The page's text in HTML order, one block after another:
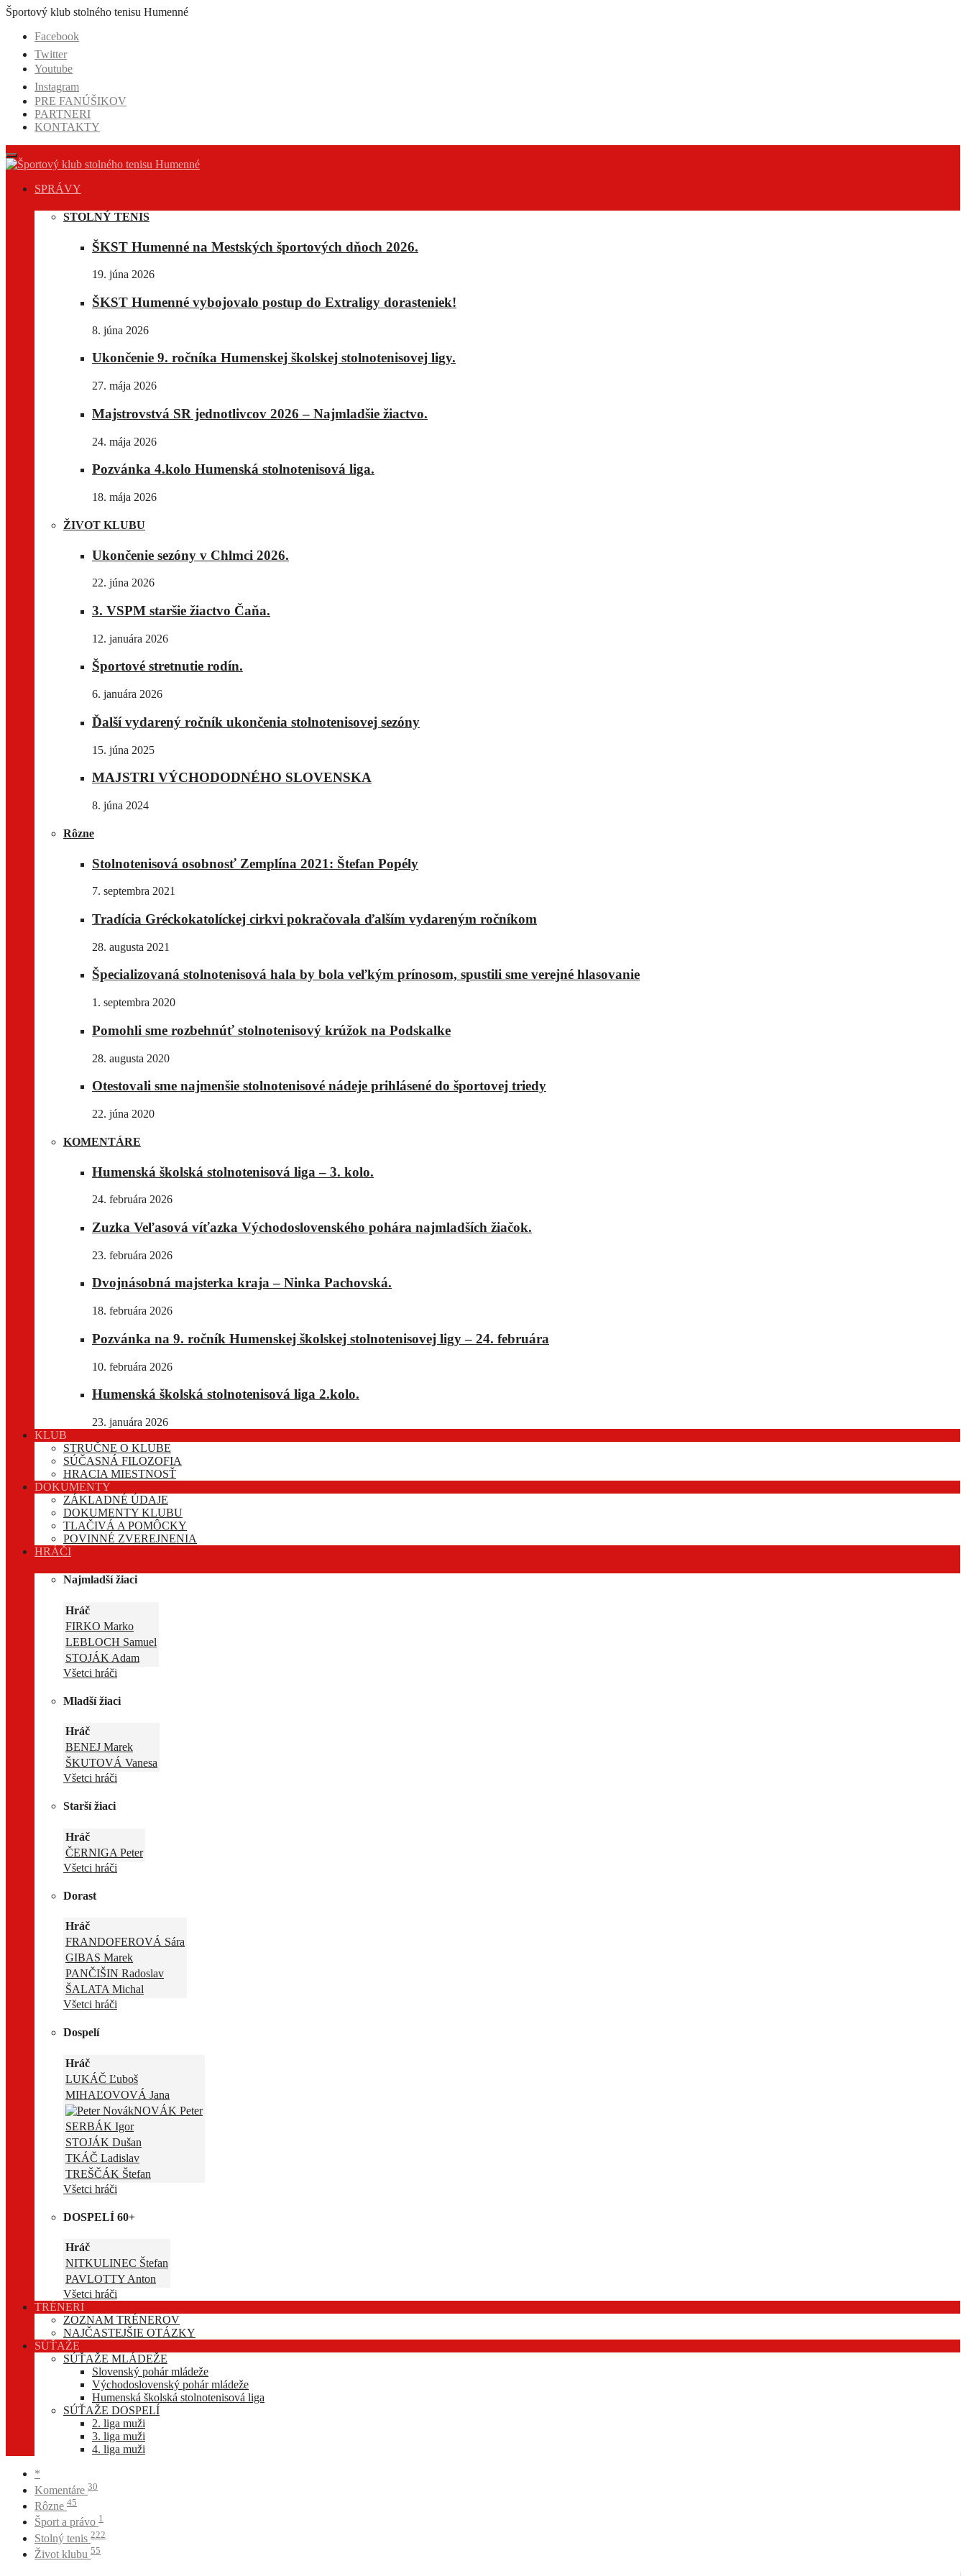
Prejsť
obsah
Športový klub stolného tenisu Humenné
Facebook
Twitter
Youtube
Instagram
PRE FANÚŠIKOV
PARTNERI
KONTAKTY
SPRÁVY
STOLNÝ TENIS
ŠKST Humenné na Mestských športových dňoch 2026.
19. júna 2026
ŠKST Humenné vybojovalo postup do Extraligy dorasteniek!
8. júna 2026
Ukončenie 9. ročníka Humenskej školskej stolnotenisovej ligy.
27. mája 2026
Majstrovstvá SR jednotlivcov 2026 – Najmladšie žiactvo.
24. mája 2026
Pozvánka 4.kolo Humenská stolnotenisová liga.
18. mája 2026
ŽIVOT KLUBU
Ukončenie sezóny v Chlmci 2026.
22. júna 2026
3. VSPM staršie žiactvo Čaňa.
12. januára 2026
Športové stretnutie rodín.
6. januára 2026
Ďalší vydarený ročník ukončenia stolnotenisovej sezóny
15. júna 2025
MAJSTRI VÝCHODODNÉHO SLOVENSKA
8. júna 2024
Rôzne
Stolnotenisová osobnosť Zemplína 2021: Štefan Popély
7. septembra 2021
Tradícia Gréckokatolíckej cirkvi pokračovala ďalším vydareným ročníkom
28. augusta 2021
Špecializovaná stolnotenisová hala by bola veľkým prínosom, spustili sme verejné hlasovanie
1. septembra 2020
Pomohli sme rozbehnúť stolnotenisový krúžok na Podskalke
28. augusta 2020
Otestovali sme najmenšie stolnotenisové nádeje prihlásené do športovej triedy
22. júna 2020
KOMENTÁRE
Humenská školská stolnotenisová liga – 3. kolo.
24. februára 2026
Zuzka Veľasová víťazka Východoslovenského pohára najmladších žiačok.
23. februára 2026
Dvojnásobná majsterka kraja – Ninka Pachovská.
18. februára 2026
Pozvánka na 9. ročník Humenskej školskej stolnotenisovej ligy – 24. februára
10. februára 2026
Humenská školská stolnotenisová liga 2.kolo.
23. januára 2026
KLUB
STRUČNE O KLUBE
SÚČASNÁ FILOZOFIA
HRACIA MIESTNOSŤ
DOKUMENTY
ZÁKLADNÉ ÚDAJE
DOKUMENTY KLUBU
TLAČIVÁ A POMÔCKY
POVINNÉ ZVEREJNENIA
HRÁČI
Najmladší žiaci
Hráč
FIRKO Marko
LEBLOCH Samuel
STOJÁK Adam
Všetci hráči
Mladší žiaci
Hráč
BENEJ Marek
ŠKUTOVÁ Vanesa
Všetci hráči
Starší žiaci
Hráč
ČERNIGA Peter
Všetci hráči
Dorast
Hráč
FRANDOFEROVÁ Sára
GIBAS Marek
PANČIŠIN Radoslav
ŠALATA Michal
Všetci hráči
Dospelí
Hráč
LUKÁČ Ľuboš
MIHAĽOVOVÁ Jana
NOVÁK Peter
SERBÁK Igor
STOJÁK Dušan
TKÁČ Ladislav
TREŠČÁK Štefan
Všetci hráči
DOSPELÍ 60+
Hráč
NITKULINEC Štefan
PAVLOTTY Anton
Všetci hráči
TRÉNERI
ZOZNAM TRÉNEROV
NAJČASTEJŠIE OTÁZKY
SÚŤAŽE
SÚŤAŽE MLÁDEŽE
Slovenský pohár mládeže
Východoslovenský pohár mládeže
Humenská školská stolnotenisová liga
SÚŤAŽE DOSPELÍ
2. liga muži
3. liga muži
4. liga muži
*
Komentáre 30
Rôzne 45
Šport a právo 1
Stolný tenis 222
Život klubu 55